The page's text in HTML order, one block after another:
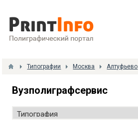
Типографии Москва Алтуфьево
Вузполиграфсервис